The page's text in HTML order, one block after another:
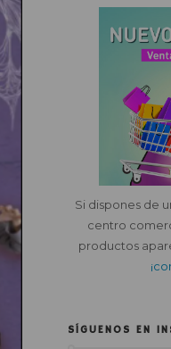
Si dispones de
centro
productos
SÍGUENOS EN